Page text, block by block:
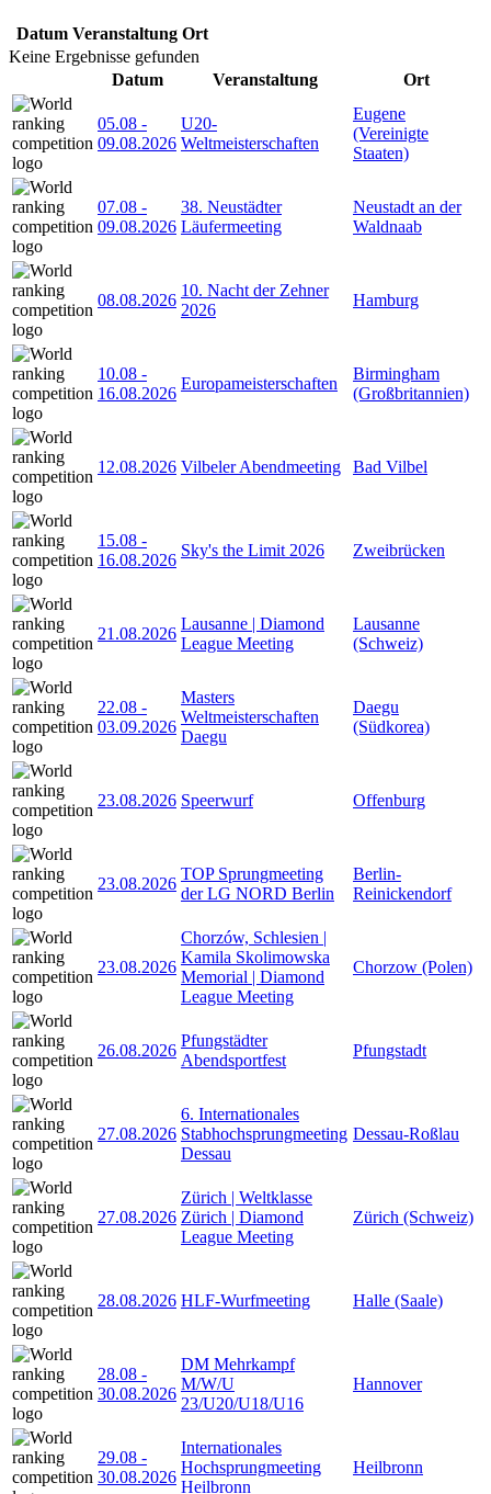
Datum Veranstaltung Ort
Keine Ergebnisse gefunden
Datum
Veranstaltung Ort
05.08 -
09.08.2026
U20-
Weltmeisterschaften
Eugene
(Vereinigte
Staaten)
07.08 -
09.08.2026
38. Neustädter
Läufermeeting
Neustadt an der
Waldnaab
08.08.2026
10. Nacht der Zehner
2026
Hamburg
10.08 -
16.08.2026
Europameisterschaften
Birmingham
(Großbritannien)
12.08.2026 Vilbeler Abendmeeting Bad Vilbel
15.08 -
16.08.2026
Sky's the Limit 2026 Zweibrücken
21.08.2026
Lausanne | Diamond
League Meeting
Lausanne
(Schweiz)
22.08 -
03.09.2026
Masters
Weltmeisterschaften
Daegu
Daegu
(Südkorea)
23.08.2026 Speerwurf Offenburg
23.08.2026
TOP Sprungmeeting
der LG NORD Berlin
Berlin-
Reinickendorf
23.08.2026
Chorzów, Schlesien |
Kamila Skolimowska
Memorial | Diamond
League Meeting
Chorzow (Polen)
26.08.2026
Pfungstädter
Abendsportfest
Pfungstadt
27.08.2026
6. Internationales
Stabhochsprungmeeting
Dessau
Dessau-Roßlau
27.08.2026
Zürich | Weltklasse
Zürich | Diamond
League Meeting
Zürich (Schweiz)
28.08.2026 HLF-Wurfmeeting Halle (Saale)
28.08 -
30.08.2026
DM Mehrkampf
M/W/U
23/U20/U18/U16
Hannover
29.08 -
30.08.2026
Internationales
Hochsprungmeeting
Heilbronn
Heilbronn